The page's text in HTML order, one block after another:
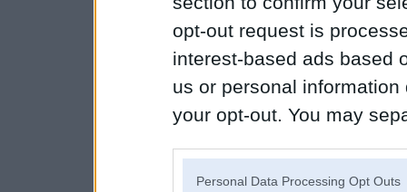
opt-out request is
interest-based ads based
us or personal
your opt-out. You may
Personal Data Processing Opt Outs